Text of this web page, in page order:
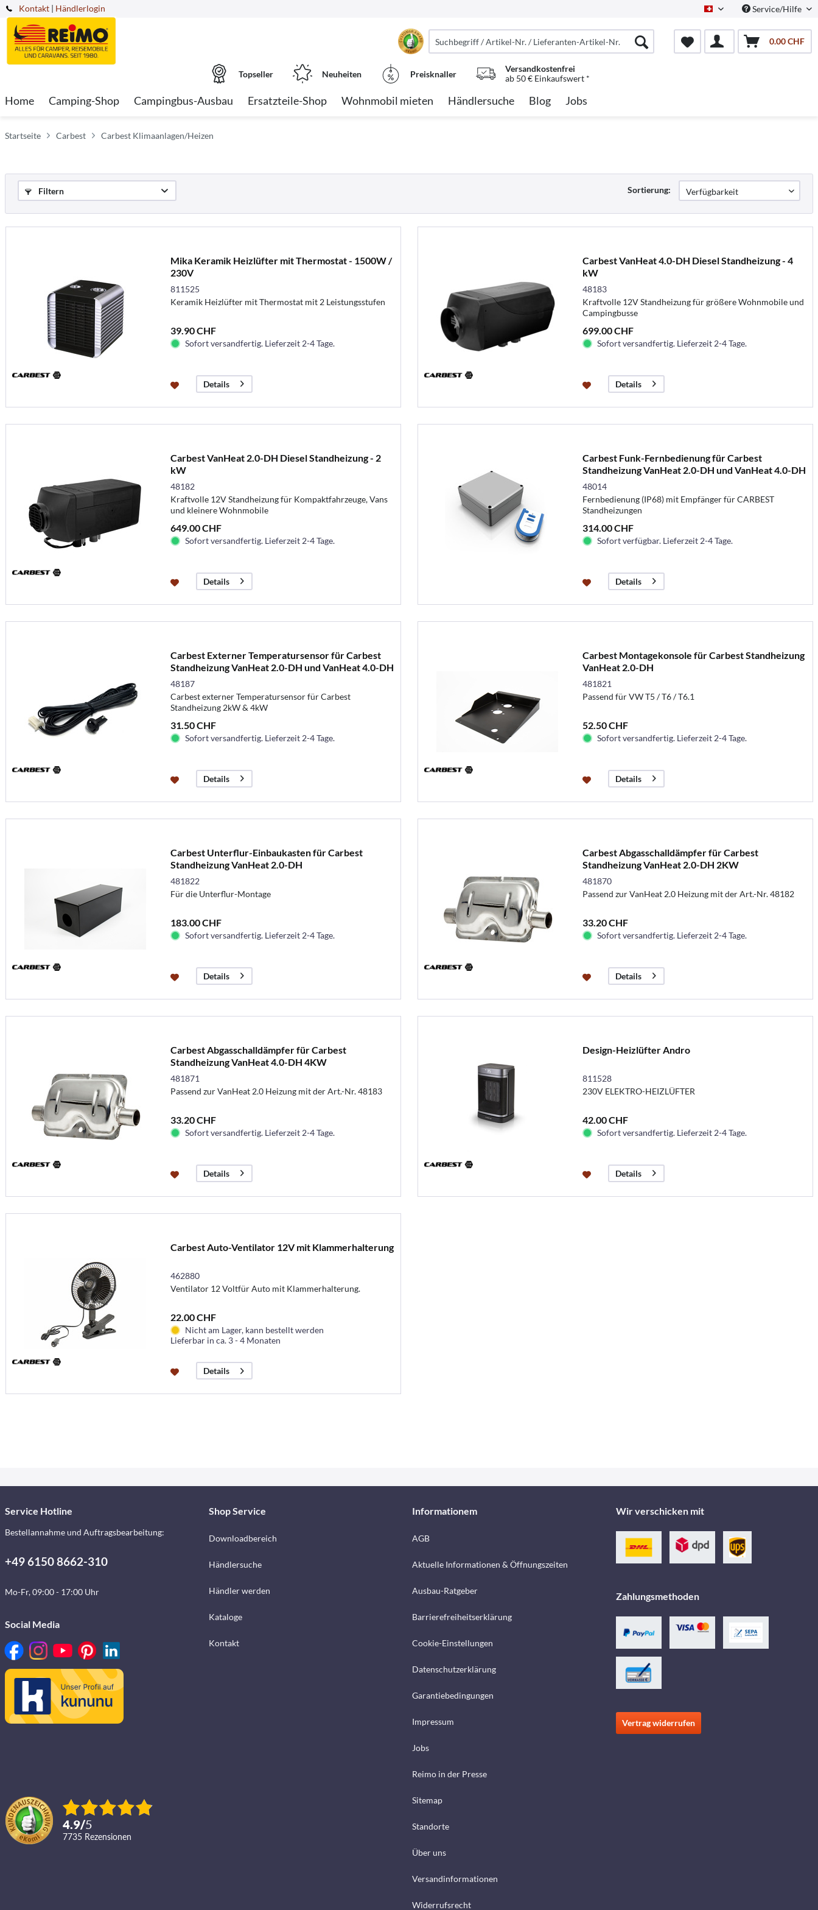
Kontakt Schweiz/DeutschService/Hilfe
| Händlerlogin
0.00 CHF
Topseller Neuheiten Preisknaller
Versandkostenfrei
ab 50 € Einkaufswert *
Home Camping-Shop Campingbus-Ausbau Ersatzteile-Shop Wohnmobil mieten Händlersuche Blog Jobs
Startseite Carbest Carbest Klimaanlagen/Heizen
Filtern Sortierung:
Mika Keramik Heizlüfter mit Thermostat - 1500W /
230V
811525
Keramik Heizlüfter mit Thermostat mit 2 Leistungsstufen
39.90 CHF
Sofort versandfertig. Lieferzeit 2-4 Tage.
Details
Carbest VanHeat 4.0-DH Diesel Standheizung - 4
kW
48183
Kraftvolle 12V Standheizung für größere Wohnmobile und
Campingbusse
699.00 CHF
Sofort versandfertig. Lieferzeit 2-4 Tage.
Details
Carbest VanHeat 2.0-DH Diesel Standheizung - 2
kW
48182
Kraftvolle 12V Standheizung für Kompaktfahrzeuge, Vans
und kleinere Wohnmobile
649.00 CHF
Sofort versandfertig. Lieferzeit 2-4 Tage.
Details
Carbest Funk-Fernbedienung für Carbest
Standheizung VanHeat 2.0-DH und VanHeat 4.0-DH
48014
Fernbedienung (IP68) mit Empfänger für CARBEST
Standheizungen
314.00 CHF
Sofort verfügbar. Lieferzeit 2-4 Tage.
Details
Carbest Externer Temperatursensor für Carbest
Standheizung VanHeat 2.0-DH und VanHeat 4.0-DH
48187
Carbest externer Temperatursensor für Carbest
Standheizung 2kW & 4kW
31.50 CHF
Sofort versandfertig. Lieferzeit 2-4 Tage.
Details
Carbest Montagekonsole für Carbest Standheizung
VanHeat 2.0-DH
481821
Passend für VW T5 / T6 / T6.1
52.50 CHF
Sofort versandfertig. Lieferzeit 2-4 Tage.
Details
Carbest Unterflur-Einbaukasten für Carbest
Standheizung VanHeat 2.0-DH
481822
Für die Unterflur-Montage
183.00 CHF
Sofort versandfertig. Lieferzeit 2-4 Tage.
Details
Carbest Abgasschalldämpfer für Carbest
Standheizung VanHeat 2.0-DH 2KW
481870
Passend zur VanHeat 2.0 Heizung mit der Art.-Nr. 48182
33.20 CHF
Sofort versandfertig. Lieferzeit 2-4 Tage.
Details
Carbest Abgasschalldämpfer für Carbest
Standheizung VanHeat 4.0-DH 4KW
481871
Passend zur VanHeat 2.0 Heizung mit der Art.-Nr. 48183
33.20 CHF
Sofort versandfertig. Lieferzeit 2-4 Tage.
Details
Design-Heizlüfter Andro
811528
230V ELEKTRO-HEIZLÜFTER
42.00 CHF
Sofort versandfertig. Lieferzeit 2-4 Tage.
Details
Carbest Auto-Ventilator 12V mit Klammerhalterung
462880
Ventilator 12 Voltfür Auto mit Klammerhalterung.
22.00 CHF
Nicht am Lager, kann bestellt werden
Lieferbar in ca. 3 - 4 Monaten
Details
Service Hotline
Bestellannahme und Auftragsbearbeitung:
+49 6150 8662-310
Mo-Fr, 09:00 - 17:00 Uhr
Social Media
4.9/5
7735 Rezensionen
Shop Service
Downloadbereich
Händlersuche
Händler werden
Kataloge
Kontakt
Informationem
AGB
Aktuelle Informationen & Öffnungszeiten
Ausbau-Ratgeber
Barrierefreiheitserklärung
Cookie-Einstellungen
Datenschutzerklärung
Garantiebedingungen
Impressum
Jobs
Reimo in der Presse
Sitemap
Standorte
Über uns
Versandinformationen
Widerrufsrecht
Wir verschicken mit
Zahlungsmethoden
Vertrag widerrufen